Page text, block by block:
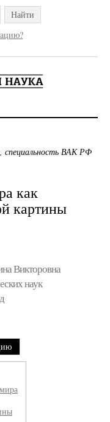
Найти
специальность ВАК РФ
как
картины
Викторовна
наук